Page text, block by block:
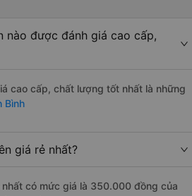
nào được đánh giá cao cấp,
cao cấp, chất lượng tốt nhất là những
Bình
giá rẻ nhất?
có mức giá là 350.000 đồng của